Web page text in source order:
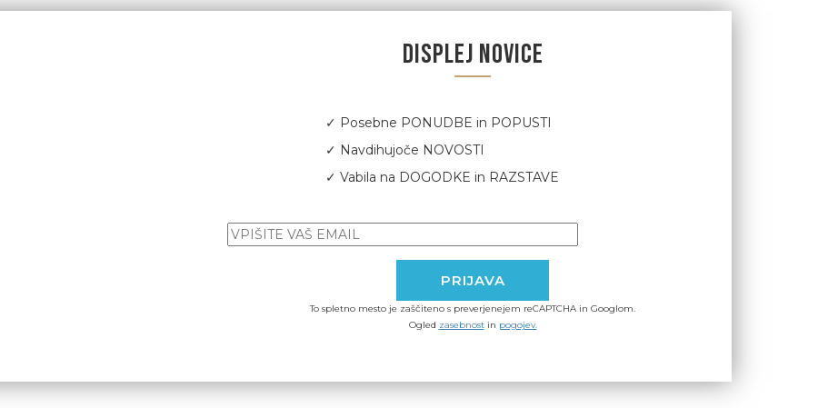
DISPLEJ NOVICE
✓ Posebne PONUDBE in POPUSTI
✓ Navdihujoče NOVOSTI
✓ Vabila na DOGODKE in RAZSTAVE
To spletno mesto je zaščiteno s preverjenejem reCAPTCHA in Googlom.
Ogled zasebnostin pogojev.